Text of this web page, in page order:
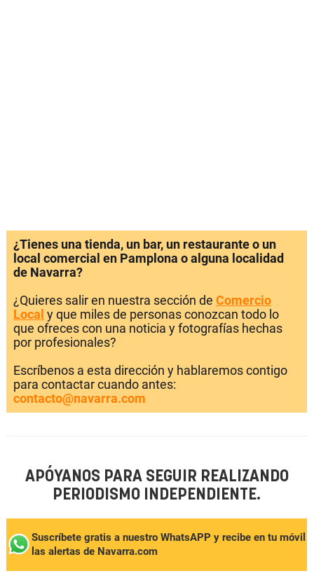
¿Tienes una tienda, un bar, un restaurante o un
local comercial en Pamplona o alguna localidad
de Navarra?
¿Quieres salir en nuestra sección de Comercio
Local y que miles de personas conozcan todo lo
que ofreces con una noticia y fotografías hechas
por profesionales?
Escríbenos a esta dirección y hablaremos contigo
para contactar cuando antes:
contacto@navarra.com
APÓYANOS PARA SEGUIR REALIZANDO
PERIODISMO INDEPENDIENTE.
Suscríbete gratis a nuestro WhatsAPP y recibe en tu móvil
las alertas de Navarra.com